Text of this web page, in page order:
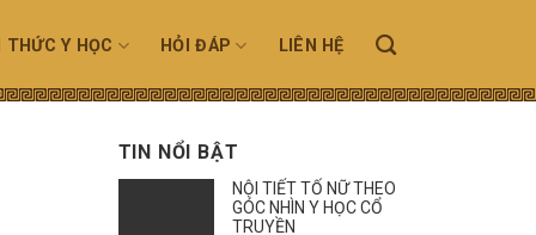
THỨC Y HỌC HỎI ĐÁP LIÊN HỆ
TIN NỔI BẬT
NỘI TIẾT TỐ NỮ THEO
GÓC NHÌN Y HỌC CỔ
TRUYỀN